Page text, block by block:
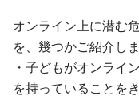
オンライン上に潜む
を、幾つかご紹介しま
・子どもがオンライ
を持っていることを